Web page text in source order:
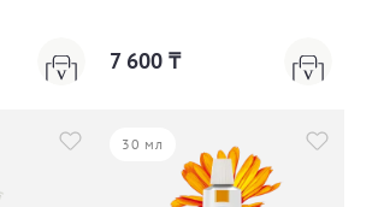
7 600 ₸
30 мл